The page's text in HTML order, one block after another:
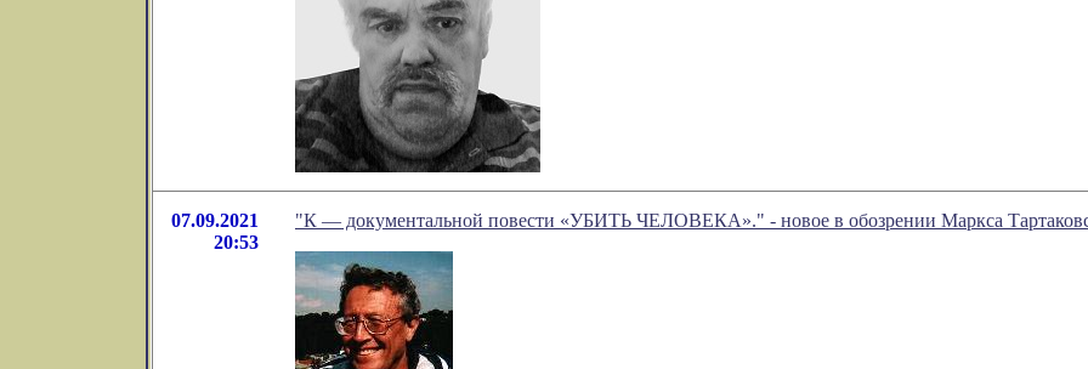
07.09.2021
20:53
"К — документальной повести «УБИТЬ ЧЕЛОВЕКА»." - новое в обозрении Маркса